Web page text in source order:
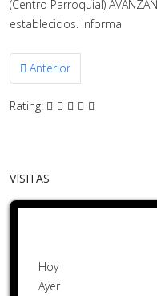
(Centro Parroquial)
establecidos. Informa
Artículo anterior: AVANCE
Anterior
Rating:
VISITAS
Hoy
Ayer